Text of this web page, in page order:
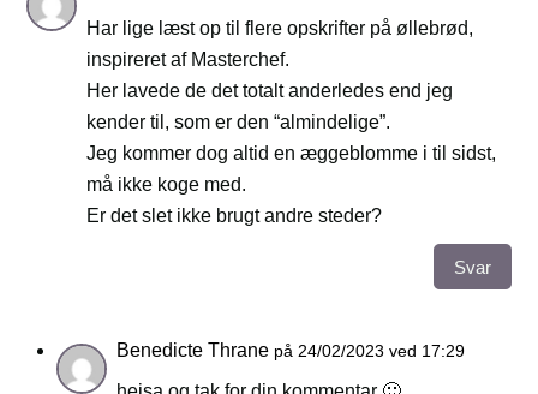
Har lige læst op til flere opskrifter på øllebrød,
inspireret af Masterchef.
Her lavede de det totalt anderledes end jeg
kender til, som er den “almindelige”.
Jeg kommer dog altid en æggeblomme i til sidst,
må ikke koge med.
Er det slet ikke brugt andre steder?
Svar
Benedicte Thrane på 24/02/2023 ved 17:29